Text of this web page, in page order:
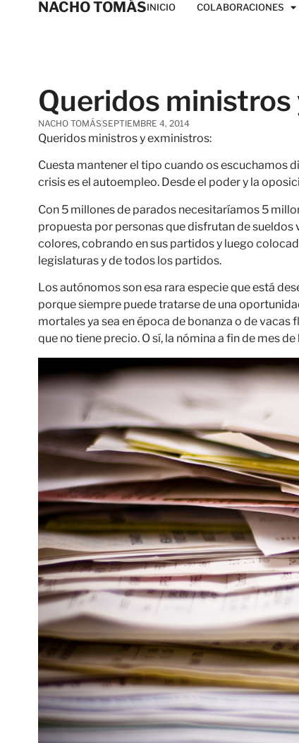
NACHO TOMÁSINICIO COLABORACIONES
Queridos
NACHO TOMÁSSEPTIEMBRE 4, 2014
Queridos ministros y exministros:
Cuesta mantener el tipo cuando os escuchamos
crisis es el autoempleo. Desde el poder y la
Con 5 millones de parados necesitaríamos 5
propuesta por personas que disfrutan de
colores, cobrando en sus partidos y luego
legislaturas y de todos los partidos.
Los autónomos son esa rara especie que está
porque siempre puede tratarse de una
mortales ya sea en época de bonanza o de
que no tiene precio. O sí, la nómina a fin de mes